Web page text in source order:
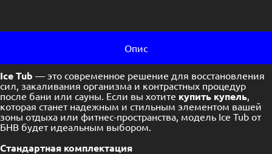
Опис
Ice Tub — это современное решение для восстановления
сил, закаливания организма и контрастных процедур
после бани или сауны. Если вы хотите купить купель
которая станет надежным и стильным элементом вашей
зоны отдыха или фитнес-пространства, модель Ice Tub от
БНВ будет идеальным выбором.
Стандартная комплектация